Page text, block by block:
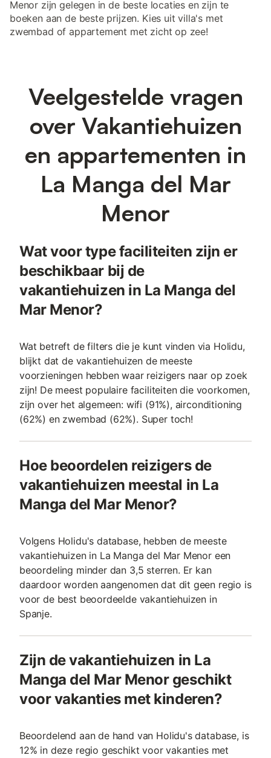
Menor zijn gelegen in de beste locaties en zijn te
boeken aan de beste prijzen. Kies uit villa's met
zwembad of appartement met zicht op zee!
Veelgestelde vragen
over Vakantiehuizen
en appartementen in
La Manga del Mar
Menor
Wat voor type faciliteiten zijn er
beschikbaar bij de
vakantiehuizen in La Manga del
Mar Menor?
Wat betreft de filters die je kunt vinden via Holidu,
blijkt dat de vakantiehuizen de meeste
voorzieningen hebben waar reizigers naar op zoek
zijn! De meest populaire faciliteiten die voorkomen,
zijn over het algemeen: wifi (91%), airconditioning
(62%) en zwembad (62%). Super toch!
Hoe beoordelen reizigers de
vakantiehuizen meestal in La
Manga del Mar Menor?
Volgens Holidu's database, hebben de meeste
vakantiehuizen in La Manga del Mar Menor een
beoordeling minder dan 3,5 sterren. Er kan
daardoor worden aangenomen dat dit geen regio is
voor de best beoordeelde vakantiehuizen in
Spanje.
Zijn de vakantiehuizen in La
Manga del Mar Menor geschikt
voor vakanties met kinderen?
Beoordelend aan de hand van Holidu's database, is
12% in deze regio geschikt voor vakanties met